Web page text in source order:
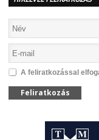
A feliratkozással
Feliratkozás